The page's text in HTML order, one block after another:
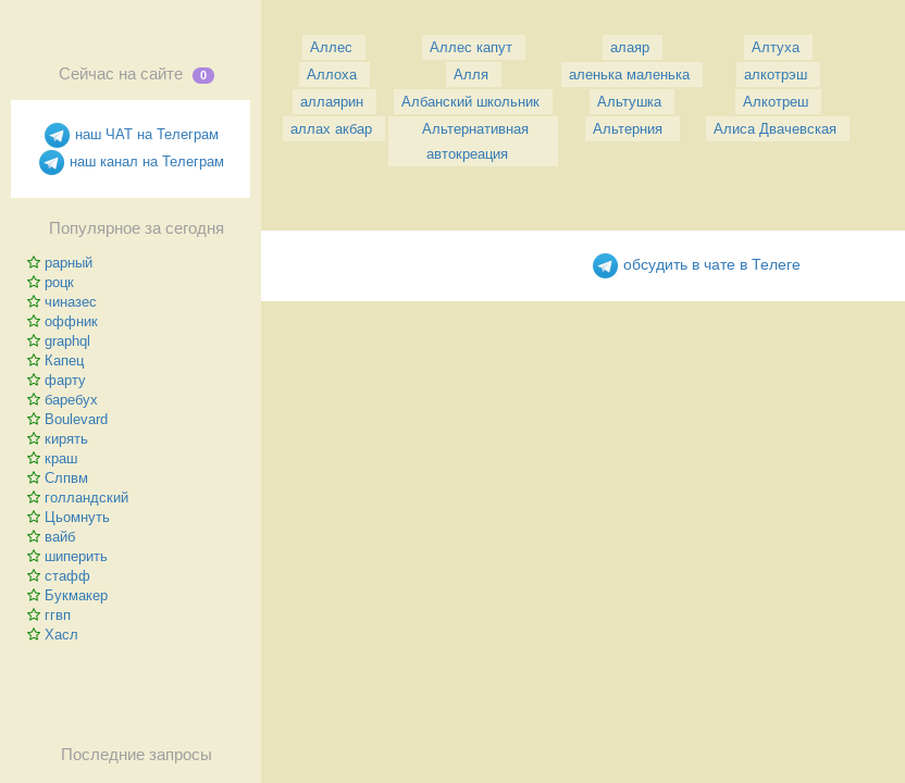
Сейчас на сайте 0
наш ЧАТ на Телеграм
наш канал на Телеграм
Популярное за сегодня
рарный
роцк
чиназес
оффник
graphql
Капец
фарту
баребух
Boulevard
кирять
краш
Слпвм
голландский
Цьомнуть
вайб
шиперить
стафф
Букмакер
ггвп
Хасл
Последние запросы
Аллес
Аллоха
аллаярин
аллах акбар
Аллес капут
Алля
Албанский школьник
Альтернативная
автокреация
алаяр
аленька маленька
Альтушка
Альтерния
Алтуха
алкотрэш
Алкотреш
Алиса Двачевская
обсудить в чате в Телеге